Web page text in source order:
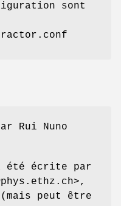
sont
Rui Nuno
été écrite par
peut être